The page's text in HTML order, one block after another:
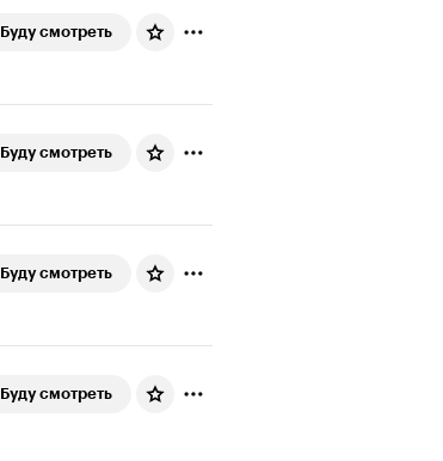
Буду смотреть
Буду смотреть
Буду смотреть
Буду смотреть